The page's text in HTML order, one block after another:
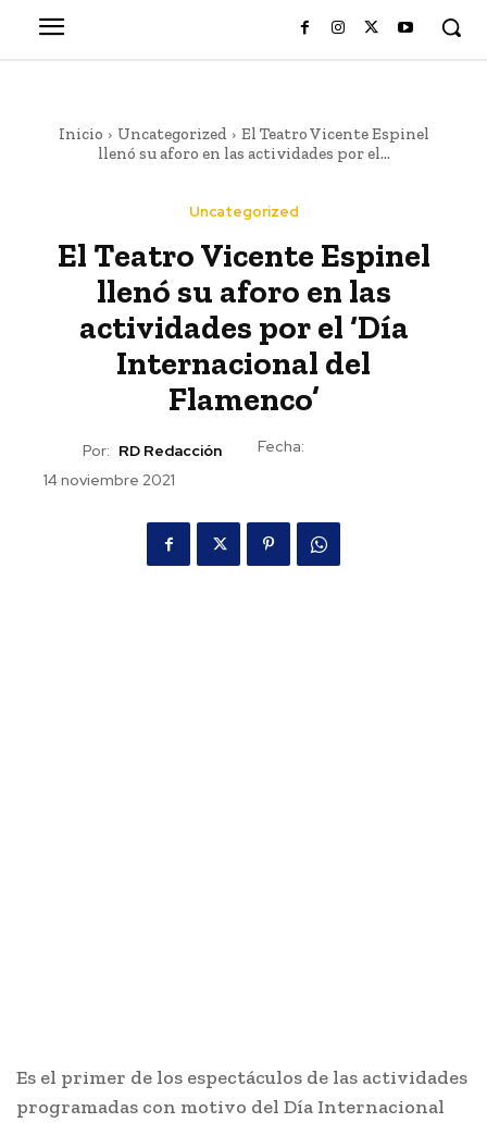
Inicio Uncategorized
El Teatro Vicente Espinel
llenó su aforo en las actividades por el...
Uncategorized
El Teatro Vicente Espinel
llenó su aforo en las
actividades por el ‘Día
Internacional del
Flamenco’
Por: RD Redacción
Fecha:
14 noviembre 2021
Es el primer de los espectáculos de las actividades
programadas con motivo del Día Internacional